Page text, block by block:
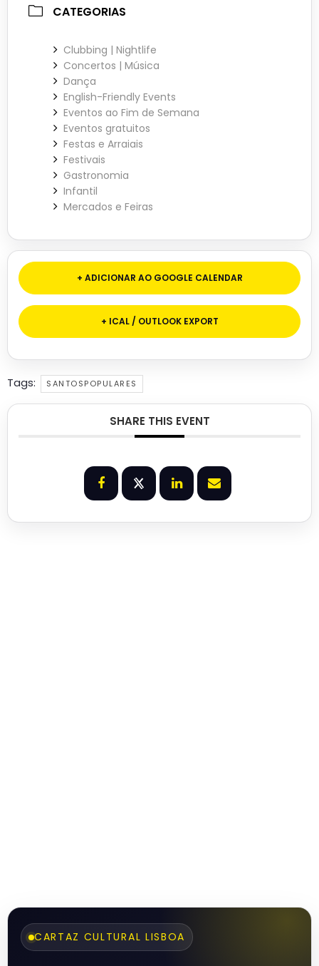
CATEGORIAS
Clubbing | Nightlife
Concertos | Música
Dança
English-Friendly Events
Eventos ao Fim de Semana
Eventos gratuitos
Festas e Arraiais
Festivais
Gastronomia
Infantil
Mercados e Feiras
+ ADICIONAR AO GOOGLE CALENDAR
+ ICAL / OUTLOOK EXPORT
Tags: SANTOSPOPULARES
SHARE THIS EVENT
CARTAZ CULTURAL LISBOA